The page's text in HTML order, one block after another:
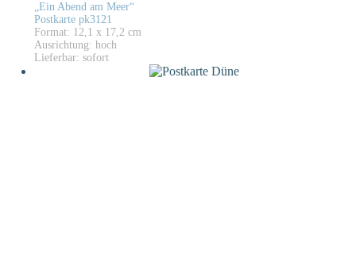
„Ein Abend am Meer“
Postkarte pk3121
Format: 12,1 x 17,2 cm
Ausrichtung: hoch
Lieferbar: sofort